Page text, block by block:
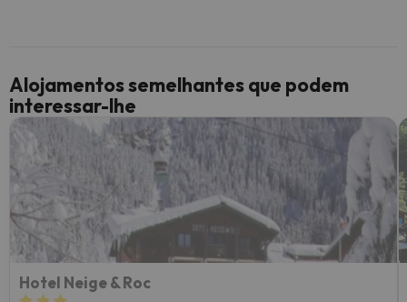
Alojamentos semelhantes que podem
interessar-lhe
Hotel Neige & Roc